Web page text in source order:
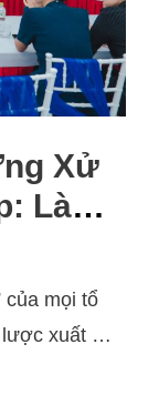
Xử
Làm
Mà
của mọi tổ
lược xuất …